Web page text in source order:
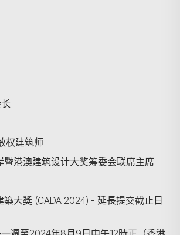
权建筑师
暨港澳建筑设计大奖筹委会联席主席
築大獎 (CADA 2024) - 延長提交截止日